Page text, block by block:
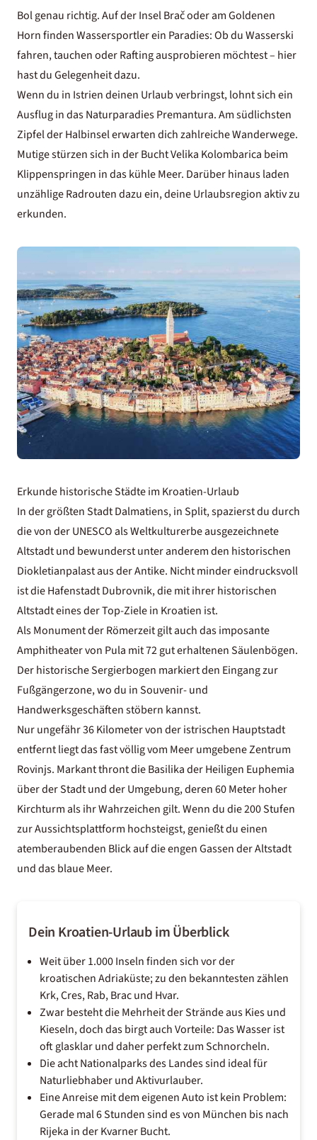
Bol genau richtig. Auf der Insel Brač oder am Goldenen
Horn finden Wassersportler ein Paradies: Ob du Wasserski
fahren, tauchen oder Rafting ausprobieren möchtest – hier
hast du Gelegenheit dazu.
Wenn du in Istrien deinen Urlaub verbringst, lohnt sich ein
Ausflug in das Naturparadies Premantura. Am südlichsten
Zipfel der Halbinsel erwarten dich zahlreiche Wanderwege.
Mutige stürzen sich in der Bucht Velika Kolombarica beim
Klippenspringen in das kühle Meer. Darüber hinaus laden
unzählige Radrouten dazu ein, deine Urlaubsregion aktiv zu
erkunden.
Erkunde historische Städte im Kroatien-Urlaub
In der größten Stadt Dalmatiens, in Split, spazierst du durch
die von der UNESCO als Weltkulturerbe ausgezeichnete
Altstadt und bewunderst unter anderem den historischen
Diokletianpalast aus der Antike. Nicht minder eindrucksvoll
ist die Hafenstadt Dubrovnik, die mit ihrer historischen
Altstadt eines der Top-Ziele in Kroatien ist.
Als Monument der Römerzeit gilt auch das imposante
Amphitheater von Pula mit 72 gut erhaltenen Säulenbögen.
Der historische Sergierbogen markiert den Eingang zur
Fußgängerzone, wo du in Souvenir- und
Handwerksgeschäften stöbern kannst.
Nur ungefähr 36 Kilometer von der istrischen Hauptstadt
entfernt liegt das fast völlig vom Meer umgebene Zentrum
Rovinjs. Markant thront die Basilika der Heiligen Euphemia
über der Stadt und der Umgebung, deren 60 Meter hoher
Kirchturm als ihr Wahrzeichen gilt. Wenn du die 200 Stufen
zur Aussichtsplattform hochsteigst, genießt du einen
atemberaubenden Blick auf die engen Gassen der Altstadt
und das blaue Meer.
Dein Kroatien-Urlaub im Überblick
Weit über 1.000 Inseln finden sich vor der
kroatischen Adriaküste; zu den bekanntesten zählen
Krk, Cres, Rab, Brac und Hvar.
Zwar besteht die Mehrheit der Strände aus Kies und
Kieseln, doch das birgt auch Vorteile: Das Wasser ist
oft glasklar und daher perfekt zum Schnorcheln.
Die acht Nationalparks des Landes sind ideal für
Naturliebhaber und Aktivurlauber.
Eine Anreise mit dem eigenen Auto ist kein Problem:
Gerade mal 6 Stunden sind es von München bis nach
Rijeka in der Kvarner Bucht.